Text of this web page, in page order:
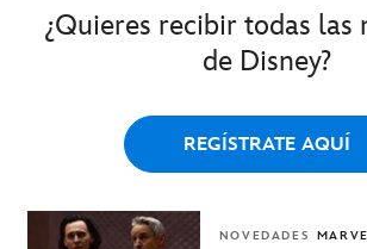
¿Quieres recibir todas las
de Disney?
REGÍSTRATE AQUÍ
NOVEDADES